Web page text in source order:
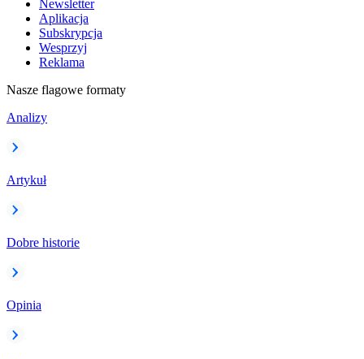
Newsletter
Aplikacja
Subskrypcja
Wesprzyj
Reklama
Nasze flagowe formaty
Analizy
Artykuł
Dobre historie
Opinia